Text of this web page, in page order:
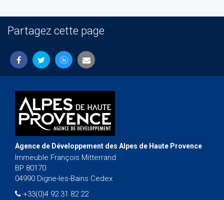
Partagez cette page
Agence de Développement des Alpes de Haute Provence
Immeuble François Mitterrand
BP 80170
04990 Digne-les-Bains Cedex
+33(0)4 92 31 82 22